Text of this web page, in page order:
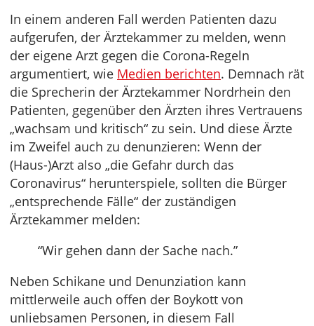
In einem anderen Fall werden Patienten dazu
aufgerufen, der Ärztekammer zu melden, wenn
der eigene Arzt gegen die Corona-Regeln
argumentiert, wie Medien berichten. Demnach rät
die Sprecherin der Ärztekammer Nordrhein den
Patienten, gegenüber den Ärzten ihres Vertrauens
„wachsam und kritisch“ zu sein. Und diese Ärzte
im Zweifel auch zu denunzieren: Wenn der
(Haus-)Arzt also „die Gefahr durch das
Coronavirus“ herunterspiele, sollten die Bürger
„entsprechende Fälle“ der zuständigen
Ärztekammer melden:
“Wir gehen dann der Sache nach.”
Neben Schikane und Denunziation kann
mittlerweile auch offen der Boykott von
unliebsamen Personen, in diesem Fall